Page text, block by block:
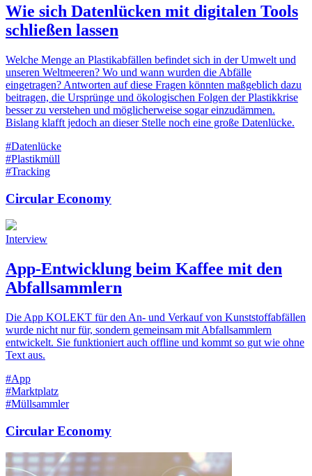
Wie sich Datenlücken mit digitalen Tools
schließen lassen
Welche Menge an Plastikabfällen befindet sich in der Umwelt und
unseren Weltmeeren? Wo und wann wurden die Abfälle
eingetragen? Antworten auf diese Fragen könnten maßgeblich dazu
beitragen, die Ursprünge und ökologischen Folgen der Plastikkrise
besser zu verstehen und möglicherweise sogar einzudämmen.
Bislang klafft jedoch an dieser Stelle noch eine große Datenlücke.
#Datenlücke
#Plastikmüll
#Tracking
Circular Economy
Interview
App-Entwicklung beim Kaffee mit den
Abfallsammlern
Die App KOLEKT für den An- und Verkauf von Kunststoffabfällen
wurde nicht nur für, sondern gemeinsam mit Abfallsammlern
entwickelt. Sie funktioniert auch offline und kommt so gut wie ohne
Text aus.
#App
#Marktplatz
#Müllsammler
Circular Economy